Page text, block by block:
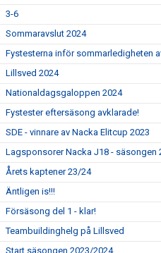
3-6
Sommaravslut 2024
Fystesterna inför sommarledigheten
Lillsved 2024
Nationaldagsgaloppen 2024
Fystester eftersäsong avklarade!
SDE - vinnare av Nacka Elitcup 2023
Lagsponsorer Nacka J18 - säsongen
Årets kaptener 23/24
Äntligen is!!!
Försäsong del 1 - klar!
Teambuildinghelg på Lillsved
Start säsongen 2023/2024